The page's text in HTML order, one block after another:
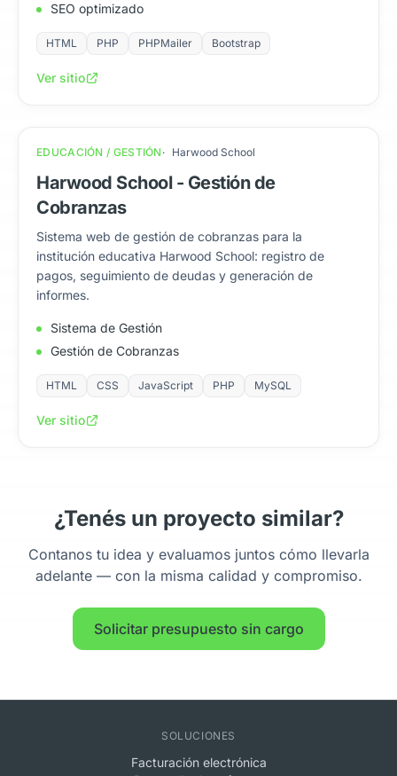
SEO optimizado
HTML PHP PHPMailer Bootstrap
Ver sitio
EDUCACIÓN / GESTIÓN Harwood School
Harwood School - Gestión de
Cobranzas
Sistema web de gestión de cobranzas para la
institución educativa Harwood School: registro de
pagos, seguimiento de deudas y generación de
informes.
Sistema de Gestión
Gestión de Cobranzas
HTML CSS JavaScript PHP MySQL
Ver sitio
¿Tenés un proyecto similar?
Contanos tu idea y evaluamos juntos cómo llevarla
adelante — con la misma calidad y compromiso.
Solicitar presupuesto sin cargo
SOLUCIONES
Facturación electrónica